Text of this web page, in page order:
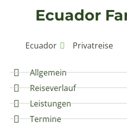
Ecuador
Ecuador Privatreise
Allgemein
Reiseverlauf
Leistungen
Termine